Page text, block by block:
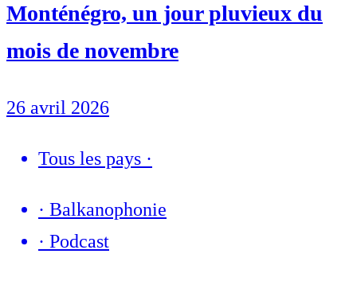
Monténégro, un jour pluvieux du
mois de novembre
26 avril 2026
Tous les pays ·
· Balkanophonie
· Podcast